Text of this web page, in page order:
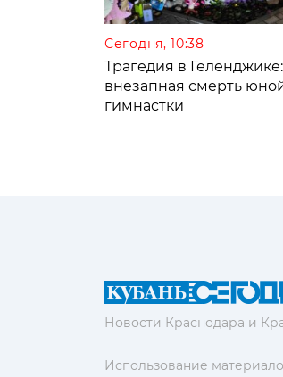
Сегодня, 10:38
Трагедия в Геленджике:
внезапная смерть
гимнастки
Новости Краснодара и
Использование